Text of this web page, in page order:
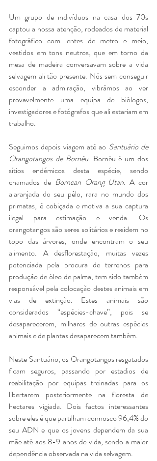
Um grupo de indivíduos na casa dos 70s
captou a nossa atenção, rodeados de material
fotográfico com lentes de metro e meio,
vestidos em tons neutros, que em torno da
mesa de madeira conversavam sobre a vida
selvagem ali tão presente. Nós sem conseguir
esconder a admiração, vibrámos ao ver
provavelmente uma equipa de biólogos,
investigadores e fotógrafos que ali estariam em
trabalho.
Seguimos depois viagem até ao Santuário de
Orangotangos de Bornéu. Bornéu é um dos
sítios endémicos desta espécie, sendo
chamados de Bornean Orang Utan. A cor
alaranjada do seu pêlo, rara no mundo dos
primatas, é cobiçada e motiva a sua captura
ilegal para estimação e venda. Os
orangotangos são seres solitários e residem no
topo das árvores, onde encontram o seu
alimento. A desflorestação, muitas vezes
potenciada pela procura de terrenos para
produção de óleo de palma, tem sido também
responsável pela colocação destes animais em
vias de extinção. Estes animais são
considerados “espécies-chave”, pois se
desaparecerem, milhares de outras espécies
animais e de plantas desaparecem também.
Neste Santuário, os Orangotangos resgatados
ficam seguros, passando por estadios de
reabilitação por equipas treinadas para os
libertarem posteriormente na floresta de
hectares vigiada. Dois factos interessantes
sobre eles é que partilham connosco 96,4% do
seu ADN e que os jovens dependem da sua
mãe até aos 8-9 anos de vida, sendo a maior
dependência observada na vida selvagem.